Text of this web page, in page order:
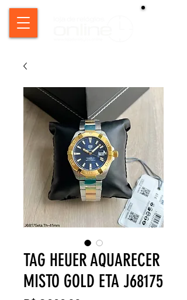
TAG HEUER AQUARECER
MISTO GOLD ETA J68175